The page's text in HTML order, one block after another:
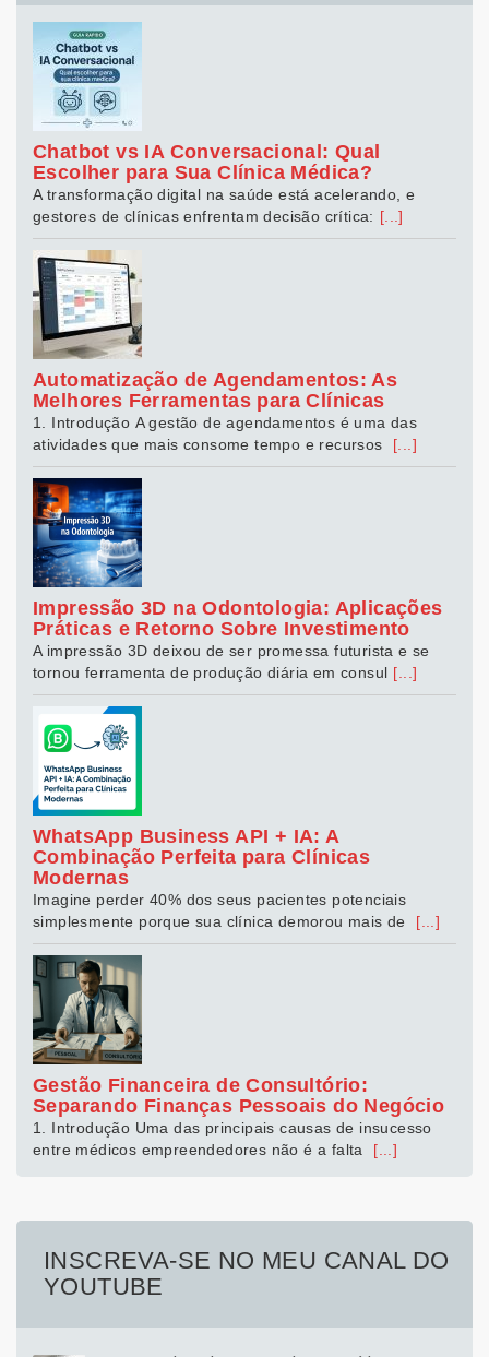
Chatbot vs IA Conversacional: Qual
Escolher para Sua Clínica Médica?
A transformação digital na saúde está acelerando, e
gestores de clínicas enfrentam decisão crítica: [...]
Automatização de Agendamentos: As
Melhores Ferramentas para Clínicas
1. Introdução A gestão de agendamentos é uma das
atividades que mais consome tempo e recursos
[...]
Impressão 3D na Odontologia: Aplicações
Práticas e Retorno Sobre Investimento
A impressão 3D deixou de ser promessa futurista e se
tornou ferramenta de produção diária em consul [...]
WhatsApp Business API + IA: A
Combinação Perfeita para Clínicas
Modernas
Imagine perder 40% dos seus pacientes potenciais
simplesmente porque sua clínica demorou mais de
[...]
Gestão Financeira de Consultório:
Separando Finanças Pessoais do Negócio
1. Introdução Uma das principais causas de insucesso
entre médicos empreendedores não é a falta
[...]
INSCREVA-SE NO MEU CANAL DO
YOUTUBE